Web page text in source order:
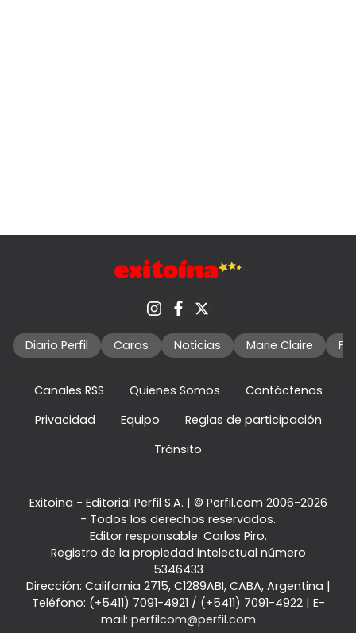
Diario Perfil Caras Noticias Marie Claire
Canales RSS Quienes Somos
Contáctenos
Privacidad
Equipo
Reglas de participación
Tránsito
Exitoina - Editorial Perfil S.A. | © Perfil.com 2006-2026
- Todos los derechos reservados.
Editor responsable: Carlos Piro.
Registro de la propiedad intelectual número
5346433
Dirección: California 2715, C1289ABI, CABA, Argentina |
Teléfono: (+5411) 7091-4921 / (+5411) 7091-4922| E-
mail: perfilcom@perfil.com